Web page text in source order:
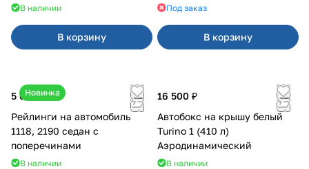
В наличии
В корзину
Под заказ
В корзину
Новинка
5 600 ₽
Рейлинги на автомобиль
1118, 2190 седан с
поперечинами
В наличии
16 500 ₽
Автобокс на крышу белый
Turino 1 (410 л)
Аэродинамический
В наличии